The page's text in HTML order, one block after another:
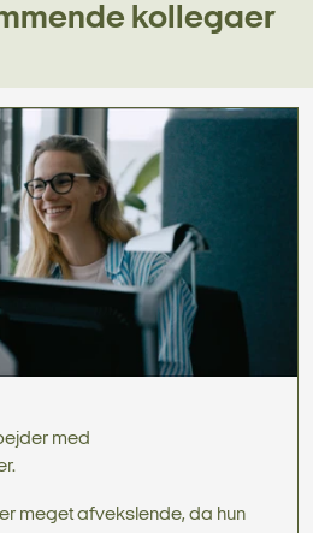
kollegaer
med
meget afvekslende, da hun